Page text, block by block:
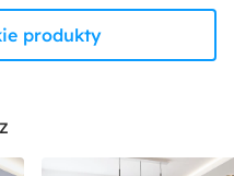
produkty